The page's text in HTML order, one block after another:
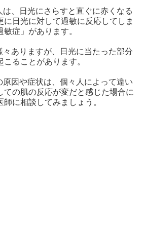
、日光にさらすと直ぐに赤くなる
に日光に対して過敏に反応してしま
症」があります。
ありますが、日光に当たった部分
ることがあります。
原因や症状は、個々人によって違い
ての肌の反応が変だと感じた場合に
に相談してみましょう。